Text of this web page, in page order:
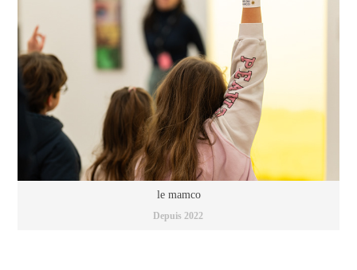
le mamco
Depuis 2022